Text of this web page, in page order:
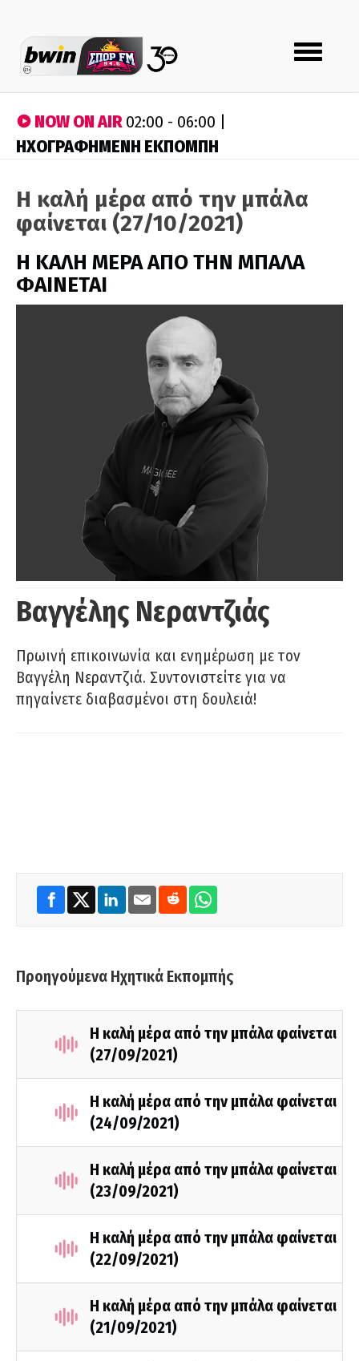
Toggle
navigation
NOW ON AIR02:00 - 06:00 |
ΗΧΟΓΡΑΦΗΜΕΝΗ ΕΚΠΟΜΠΗ
Η καλή μέρα από την μπάλα
φαίνεται (27/10/2021)
H ΚΑΛΗ ΜΕΡΑ ΑΠΟ ΤΗΝ ΜΠΑΛΑ
ΦΑΙΝΕΤΑΙ
Βαγγέλης Νεραντζιάς
Πρωινή επικοινωνία και ενημέρωση με τον
Βαγγέλη Νεραντζιά. Συντονιστείτε για να
πηγαίνετε διαβασμένοι στη δουλειά!
Προηγούμενα Ηχητικά Εκπομπής
Η καλή μέρα από την μπάλα φαίνεται
(27/09/2021)
Η καλή μέρα από την μπάλα φαίνεται
(24/09/2021)
Η καλή μέρα από την μπάλα φαίνεται
(23/09/2021)
Η καλή μέρα από την μπάλα φαίνεται
(22/09/2021)
Η καλή μέρα από την μπάλα φαίνεται
(21/09/2021)